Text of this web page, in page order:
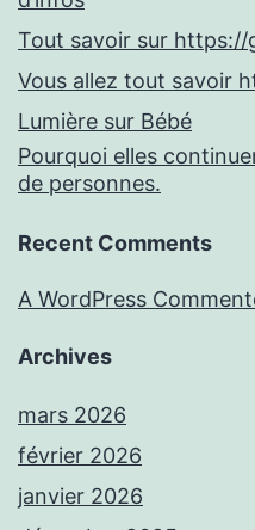
Tout savoir sur https://
Vous allez tout savoir
Lumière sur Bébé
Pourquoi elles
de personnes.
Recent Comments
A WordPress
Archives
mars 2026
février 2026
janvier 2026